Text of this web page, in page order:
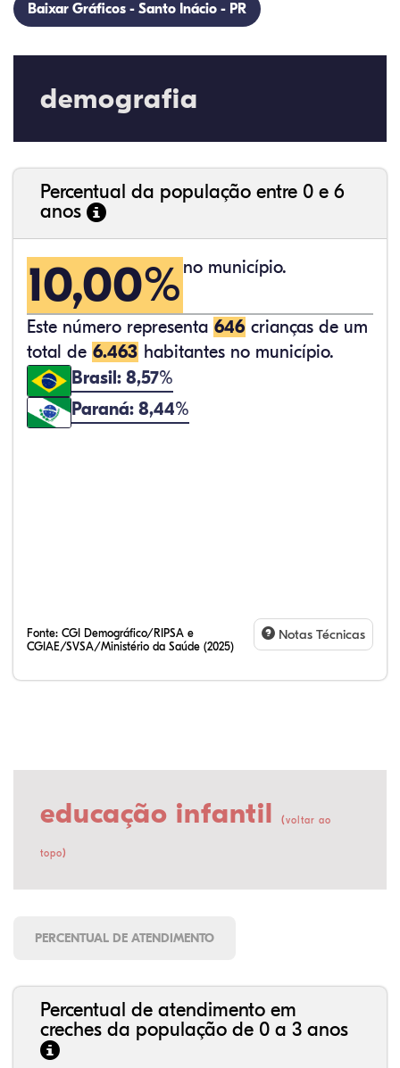
Baixar Gráficos - Santo Inácio - PR
demografia
Percentual da população entre 0 e 6
anos
10,00% no município.
Este número representa 646 crianças de um
total de 6.463 habitantes no município.
Brasil: 8,57%
Paraná: 8,44%
Fonte: CGI Demográfico/RIPSA e
CGIAE/SVSA/Ministério da Saúde (2025)
Notas Técnicas
educação infantil (voltar ao
topo)
PERCENTUAL DE ATENDIMENTO
Percentual de atendimento em
creches da população de 0 a 3 anos